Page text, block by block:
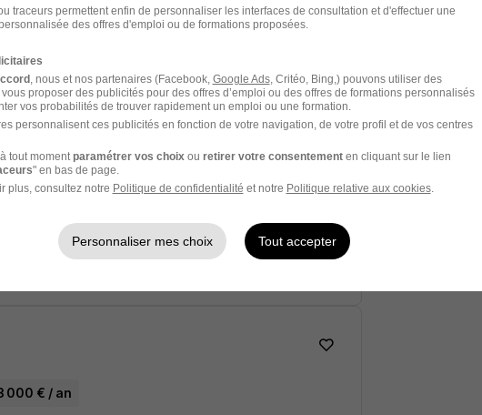
En cours-Historique
H/F
000 € / an
Faites le
traceurs permettent enfin de personnaliser les interfaces de consultation et d'effectuer une
des offres d'emploi ou de formations proposées.
, nous et nos partenaires (Facebook, Google Ads, Critéo, Bing,) pouvons utiliser des
proposer des publicités pour des offres d’emploi ou des offres de formations personnalisés
vos probabilités de trouver rapidement un emploi ou une formation.
personnalisent ces publicités en fonction de votre navigation, de votre profil et de vos centres
tout moment paramétrer vos choix ou retirer votre consentementen cliquant sur le lien
" en bas de page.
plus, consultez notre Politique de confidentialité et notre Politique relative aux cookies.
Personnaliser mes choix Tout accepter